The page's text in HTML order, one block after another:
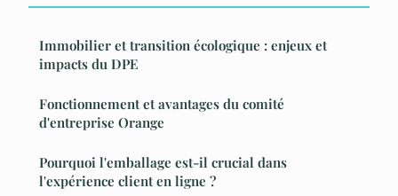
Immobilier et transition écologique : enjeux et
impacts du DPE
Fonctionnement et avantages du comité
d'entreprise Orange
Pourquoi l'emballage est-il crucial dans
l'expérience client en ligne ?